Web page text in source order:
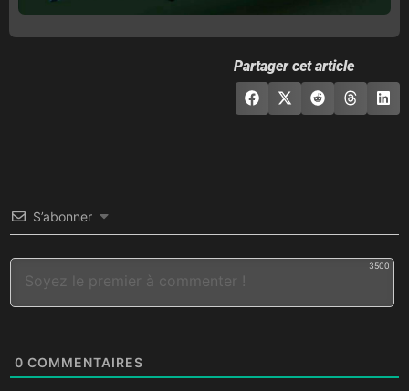
Partager cet article
S’abonner
3500
0 COMMENTAIRES